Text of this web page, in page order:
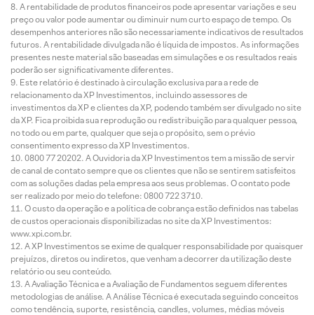
A rentabilidade de produtos financeiros pode apresentar variações e seu
preço ou valor pode aumentar ou diminuir num curto espaço de tempo. Os
desempenhos anteriores não são necessariamente indicativos de resultados
futuros. A rentabilidade divulgada não é líquida de impostos. As informações
presentes neste material são baseadas em simulações e os resultados reais
poderão ser significativamente diferentes.
Este relatório é destinado à circulação exclusiva para a rede de
relacionamento da XP Investimentos, incluindo assessores de
investimentos da XP e clientes da XP, podendo também ser divulgado no site
da XP. Fica proibida sua reprodução ou redistribuição para qualquer pessoa,
no todo ou em parte, qualquer que seja o propósito, sem o prévio
consentimento expresso da XP Investimentos.
0800 77 20202. A Ouvidoria da XP Investimentos tem a missão de servir
de canal de contato sempre que os clientes que não se sentirem satisfeitos
com as soluções dadas pela empresa aos seus problemas. O contato pode
ser realizado por meio do telefone: 0800 722 3710.
O custo da operação e a política de cobrança estão definidos nas tabelas
de custos operacionais disponibilizadas no site da XP Investimentos:
www.xpi.com.br.
A XP Investimentos se exime de qualquer responsabilidade por quaisquer
prejuízos, diretos ou indiretos, que venham a decorrer da utilização deste
relatório ou seu conteúdo.
A Avaliação Técnica e a Avaliação de Fundamentos seguem diferentes
metodologias de análise. A Análise Técnica é executada seguindo conceitos
como tendência, suporte, resistência, candles, volumes, médias móveis